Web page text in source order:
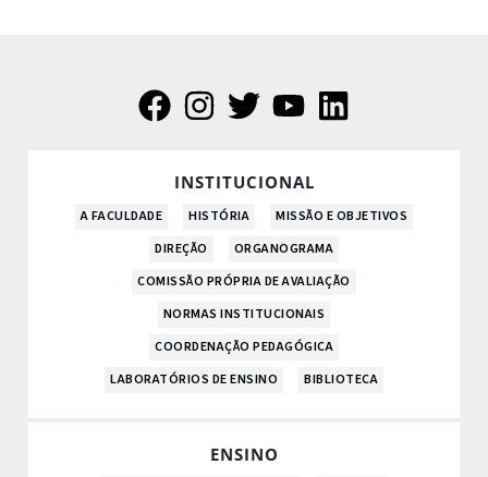
INSTITUCIONAL
A FACULDADE HISTÓRIA
MISSÃO E OBJETIVOS
DIREÇÃO
ORGANOGRAMA
COMISSÃO PRÓPRIA DE AVALIAÇÃO
NORMAS INSTITUCIONAIS
COORDENAÇÃO PEDAGÓGICA
LABORATÓRIOS DE ENSINO
BIBLIOTECA
ENSINO